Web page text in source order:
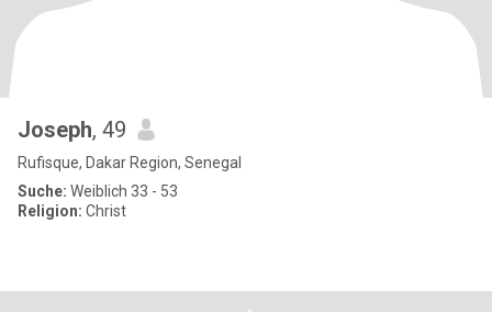
Joseph, 49
Rufisque, Dakar Region, Senegal
Suche: Weiblich 33 - 53
Religion: Christ